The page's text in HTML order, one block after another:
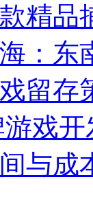
精品
：东
留存
戏
与成